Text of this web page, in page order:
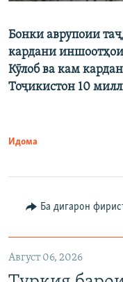
Бонки аврупоии
кардани
Кӯлоб ва кам
Тоҷикистон 10
Идома
Ба дигарон
Август 06, 2026